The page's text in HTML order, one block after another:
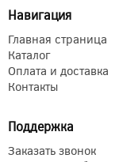
Навигация
Главная страница
Каталог
Оплата и доставка
Контакты
Поддержка
Заказать звонок